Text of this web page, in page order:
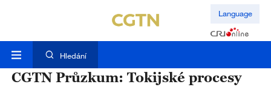
Language
Hledání
CGTN Průzkum: Tokijské procesy